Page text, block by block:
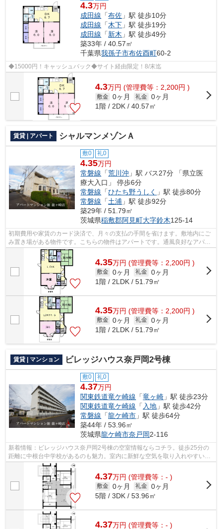
4.3万円
成田線 「布佐 」駅 徒歩10分
成田線 「木下 」駅 徒歩19分
成田線 「新木 」駅 徒歩49分
築33年 / 40.57㎡
千葉県我孫子市布佐酉町60-2
◆15000円！キャッシュバック◆サイト経由限定！8/末迄
4.3万円 (管理費等：2,200円 )
敷金 0ヶ月 礼金 0ヶ月
1階 / 2DK / 40.57㎡
賃貸 | アパート シャルマンメゾンＡ
敷0 礼0
4.35万円
常磐線 「荒川沖 」駅 バス27分 「県立医
療大入口」 停歩6分
常磐線 「ひたち野うしく
」駅 徒歩80分
常磐線 「土浦 」駅 徒歩92分
築29年 / 51.79㎡
茨城県稲敷郡阿見町大字鈴木125-14
初期費用や家賃のカード決済で、月々の支払の手間を省けます。敷地内にご
み置き場がある物件です。こちらの物件はアパートです。通風良好なアパー
トです。地域に強い当社だから、稲敷...
4.35万円 (管理費等：2,200円 )
敷金 0ヶ月 礼金 0ヶ月
1階 / 2LDK / 51.79㎡
4.35万円 (管理費等：2,200円 )
敷金 0ヶ月 礼金 0ヶ月
1階 / 2LDK / 51.79㎡
賃貸 | マンション ビレッジハウス奈戸岡2号棟
敷0 礼0
4.37万円
関東鉄道竜ケ崎線 「竜ヶ崎 」駅 徒歩23分
関東鉄道竜ケ崎線 「 入地 」駅 徒歩42分
常磐線 「龍ケ崎市 」駅 徒歩64分
築44年 / 53.96㎡
茨城県龍ケ崎市奈戸岡2-116
新着情報：ビレッジハウス奈戸岡2号棟の空室情報ならコチラ。徒歩25分の
距離に中根台中学校があるのも魅力。室内に新鮮な空気を取り入れやすい風
通しが良好な物件です。こちらはマンシ...
4.37万円 (管理費等：- )
敷金 0ヶ月 礼金 0ヶ月
5階 / 3DK / 53.96㎡
4.37万円 (管理費等：- )